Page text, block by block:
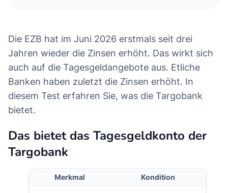
Das erwartet Sie in diesem Artikel
Das bietet das Tagesgeldkonto der Targobank
Neukundenaktion für das Tagesgeld der Targobank
So eröffnen Sie ein Tagesgeldkonto bei der
Erfahrungen mit dem Tagesgeldkonto der
Wie wird das Tagesgeldkonto der Targobank
Die EZB hat im Juni 2026 erstmals seit drei
Jahren wieder die Zinsen erhöht. Das wirkt sich
auch auf die Tagesgeldangebote aus. Etliche
Banken haben zuletzt die Zinsen erhöht. In
diesem Test erfahren Sie, was die Targobank
bietet.
Das bietet das Tagesgeldkonto der
Targobank
Merkmal Kondition